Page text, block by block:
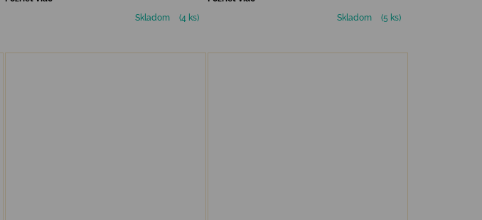
Skladom
(4 ks)
Skladom
(5 ks)